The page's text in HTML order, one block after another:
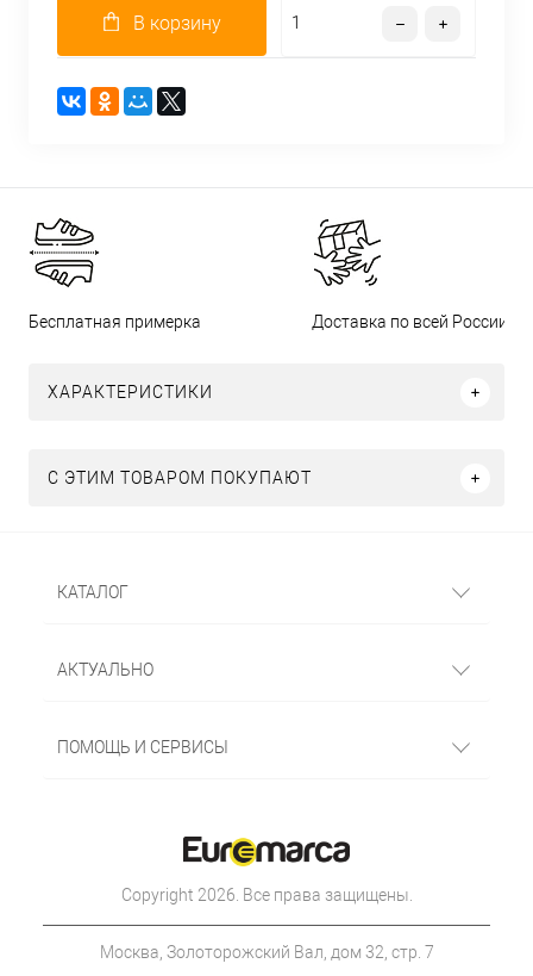
В корзину
Бесплатная примерка Доставка по всей России
ХАРАКТЕРИСТИКИ
С ЭТИМ ТОВАРОМ ПОКУПАЮТ
КАТАЛОГ
АКТУАЛЬНО
ПОМОЩЬ И СЕРВИСЫ
Copyright 2026. Все права защищены.
Москва, Золоторожский Вал, дом 32, стр. 7